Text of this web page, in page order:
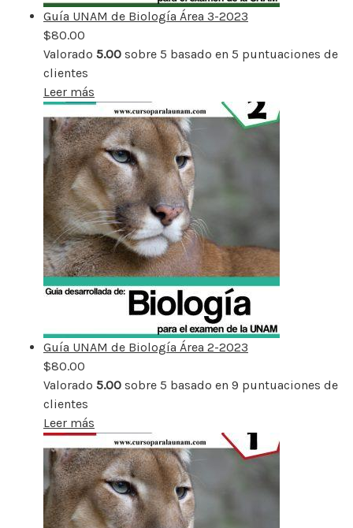
Guía UNAM de Biología Área 3-2023
$80.00
Valorado 5.00 sobre 5 basado en 5 puntuaciones de
clientes
Leer más
Guía UNAM de Biología Área 2-2023
$80.00
Valorado 5.00 sobre 5 basado en 9 puntuaciones de
clientes
Leer más